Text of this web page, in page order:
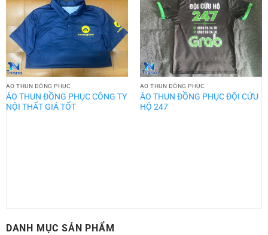
ÁO THUN ĐỒNG PHỤC
ÁO THUN ĐỒNG PHỤC CÔNG TY
NỘI THẤT GIÁ TỐT
ÁO THUN ĐỒNG PHỤC
ÁO THUN ĐỒNG PHỤC ĐỘI CỨU
HỘ 247
DANH MỤC SẢN PHẨM